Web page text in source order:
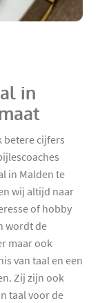
in
betere cijfers
in Malden te
wij altijd naar
of hobby
wordt de
maar ook
van taal en een
Zij zijn ook
taal voor de